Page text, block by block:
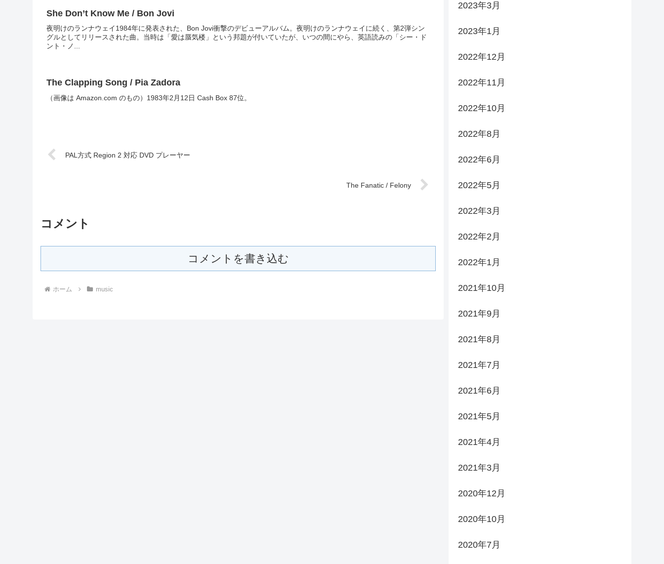
She Don’t Know Me / Bon Jovi
夜明けのランナウェイ1984年に発表された、Bon Jovi衝撃のデビューアルバム。夜明けのランナウェイに続く、第2弾シン
グルとしてリリースされた曲。当時は「愛は蜃気楼」という邦題が付いていたが、いつの間にやら、英語読みの「シー・ド
ント・ノ...
The Clapping Song / Pia Zadora
（画像は Amazon.com のもの）1983年2月12日 Cash Box 87位。
PAL方式 Region 2 対応 DVD プレーヤー
The Fanatic / Felony
コメント
コメントを書き込む
ホーム music
2023年3月
2023年1月
2022年12月
2022年11月
2022年10月
2022年8月
2022年6月
2022年5月
2022年3月
2022年2月
2022年1月
2021年10月
2021年9月
2021年8月
2021年7月
2021年6月
2021年5月
2021年4月
2021年3月
2020年12月
2020年10月
2020年7月